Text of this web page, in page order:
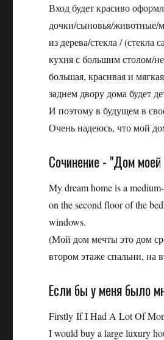
Вход будет красиво
дочки/сыновья/животные/
из дерева/стекла /
кухня с большим столом/
большая, красивая и
заднем двору дома будет
И поэтому в будущем в
Очень надеюсь, что мой
Сочинение - "Дом
My dream home is a
on the second floor of the
windows.
(Мой дом мечты это дом
втором этаже спальни, на
Если бы у меня было
Firstly If I Had A Lot Of
I would buy a large luxury